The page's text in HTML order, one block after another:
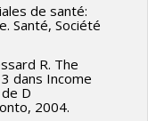
,Jean Marc
, Sylvia Kairouz
,Alain Vanasse
Majnemer
de santé:
Santé, Société
R. The
dans Income
D
2004.